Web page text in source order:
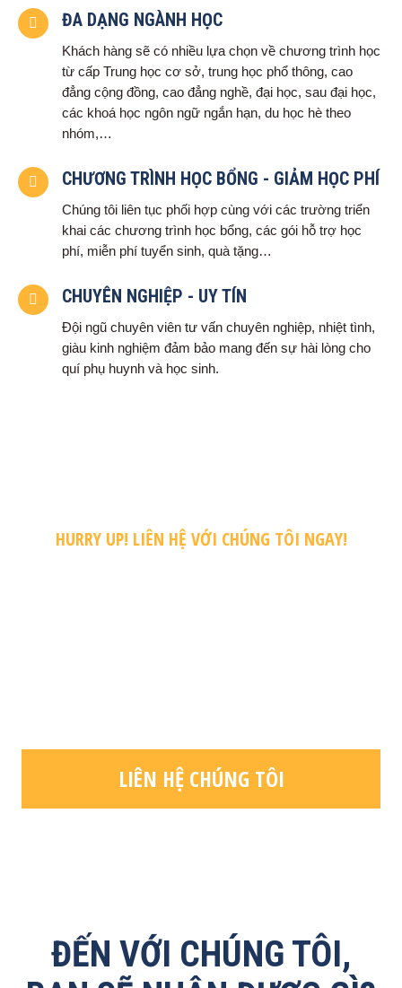
ĐA DẠNG NGÀNH HỌC
Khách hàng sẽ có nhiều lựa chọn về chương trình học
từ cấp Trung học cơ sở, trung học phổ thông, cao
đẳng cộng đồng, cao đẳng nghề, đại học, sau đại học,
các khoá học ngôn ngữ ngắn hạn, du học hè theo
nhóm,…
CHƯƠNG TRÌNH HỌC BỔNG - GIẢM HỌC PHÍ
Chúng tôi liên tục phối hợp cùng với các trường triển
khai các chương trình học bổng, các gói hỗ trợ học
phí, miễn phí tuyển sinh, quà tặng…
CHUYÊN NGHIỆP - UY TÍN
Đội ngũ chuyên viên tư vấn chuyên nghiệp, nhiệt tình,
giàu kinh nghiệm đảm bảo mang đến sự hài lòng cho
quí phụ huynh và học sinh.
HURRY UP! LIÊN HỆ VỚI CHÚNG TÔI NGAY!
LIÊN HỆ CHÚNG TÔI
ĐẾN VỚI CHÚNG TÔI,